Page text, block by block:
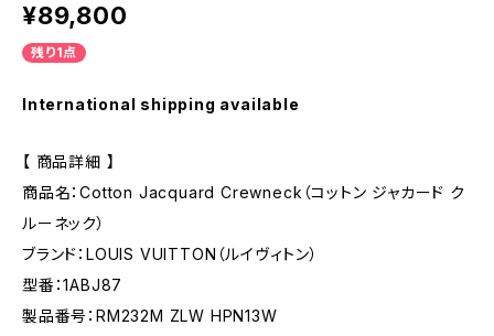
¥89,800
残り1点
International shipping available
【 商品詳細 】
商品名：Cotton Jacquard Crewneck（コットン ジャカード ク
ルーネック）
ブランド：LOUIS VUITTON（ルイヴィトン）
型番：1ABJ87
製品番号：RM232M ZLW HPN13W